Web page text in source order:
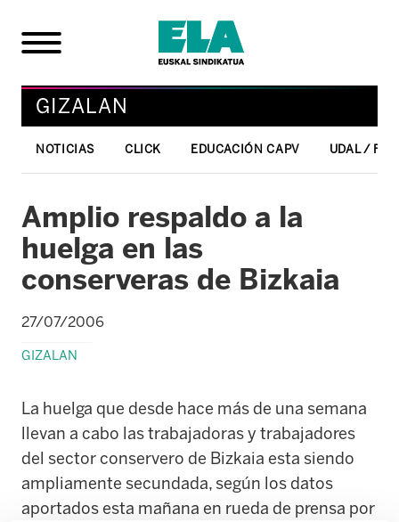
GIZALAN
NOTICIAS CLICK EDUCACIÓN CAPV UDAL /
Amplio respaldo a la
huelga en las
conserveras de Bizkaia
27/07/2006
GIZALAN
La huelga que desde hace más de una semana
llevan a cabo las trabajadoras y trabajadores
del sector conservero de Bizkaia esta siendo
ampliamente secundada, según los datos
aportados esta mañana en rueda de prensa por